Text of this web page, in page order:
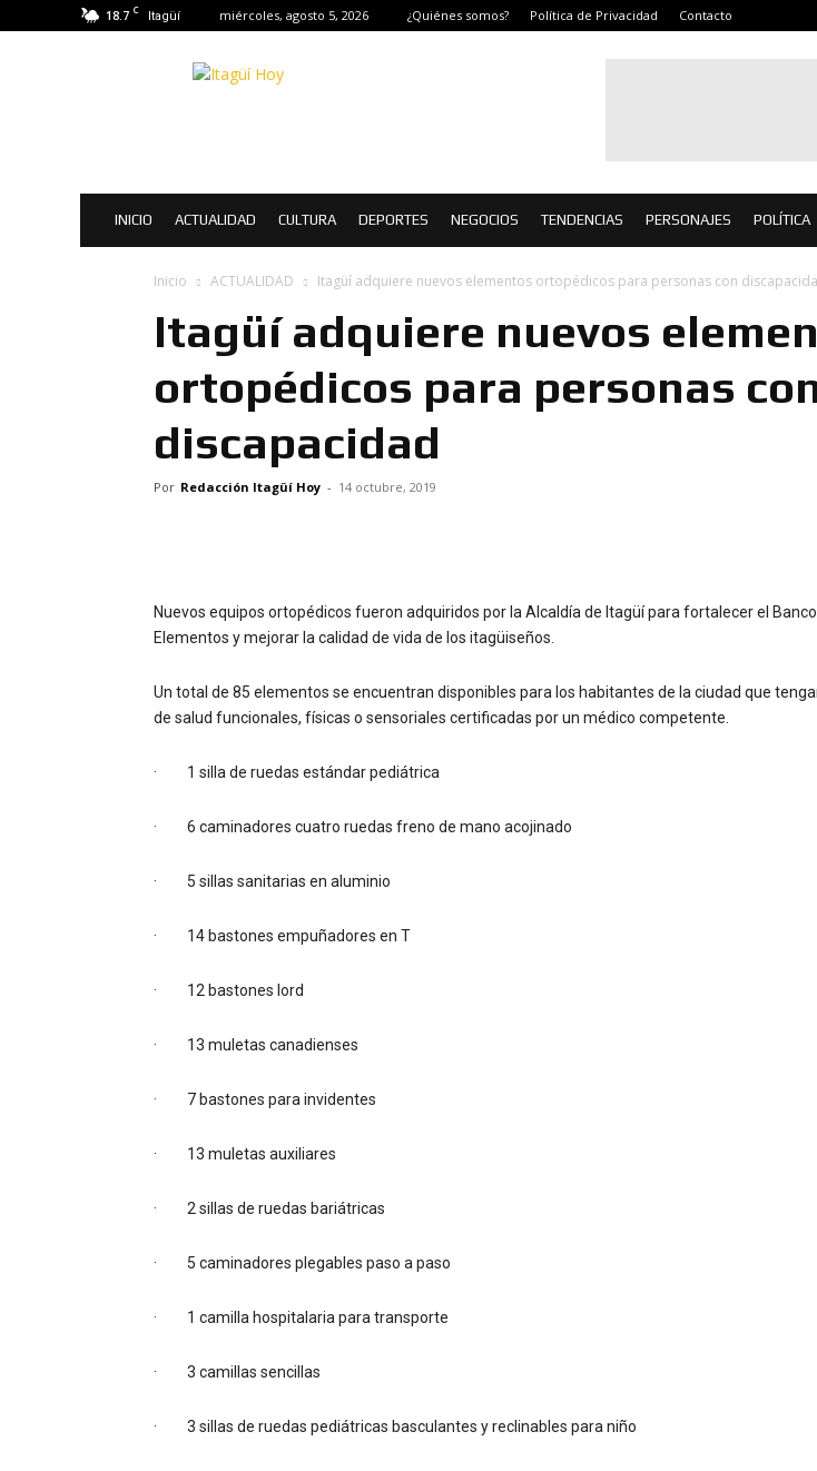
18.7 C Itagüí miércoles, agosto 5, 2026 ¿Quiénes somos? Política de Privacidad Contacto
Itagüí
INICIO ACTUALIDAD CULTURA DEPORTES NEGOCIOS TENDENCIAS PERSONAJES POLÍTICA
Inicio ACTUALIDAD Itagüí adquiere nuevos elementos ortopédicos para personas con
Itagüí adquiere nuevos
ortopédicos para personas
discapacidad
Por Redacción Itagüí Hoy - 14 octubre, 2019
Nuevos equipos ortopédicos fueron adquiridos por la Alcaldía de Itagüí para fortalecer el
Elementos y mejorar la calidad de vida de los itagüiseños.
Un total de 85 elementos se encuentran disponibles para los habitantes de la ciudad que
de salud funcionales, físicas o sensoriales certificadas por un médico competente.
· 1 silla de ruedas estándar pediátrica
· 6 caminadores cuatro ruedas freno de mano acojinado
· 5 sillas sanitarias en aluminio
· 14 bastones empuñadores en T
· 12 bastones lord
· 13 muletas canadienses
· 7 bastones para invidentes
· 13 muletas auxiliares
· 2 sillas de ruedas bariátricas
· 5 caminadores plegables paso a paso
· 1 camilla hospitalaria para transporte
· 3 camillas sencillas
· 3 sillas de ruedas pediátricas basculantes y reclinables para niño